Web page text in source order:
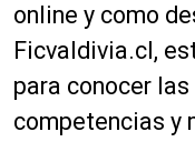
online y como
Ficvaldivia.cl,
para conocer
competencias y